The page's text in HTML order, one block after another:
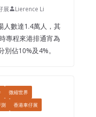
展 Lierence Li
人數達1.4萬人，其
專程來港排通宵為
佔10%及4%。
微縮世界
香港車仔展